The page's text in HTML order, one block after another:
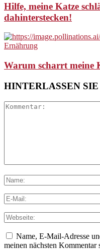
Hilfe, meine Katze
dahinterstecken!
Ernährung
Warum scharrt meine
HINTERLASSEN
Name, E-Mail-Adresse
meinen nächsten Kommentar